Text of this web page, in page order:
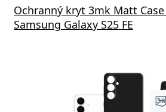
Ochranný kryt 3mk Matt Case
Samsung Galaxy S25 FE
GaN5 Pro 65W černá